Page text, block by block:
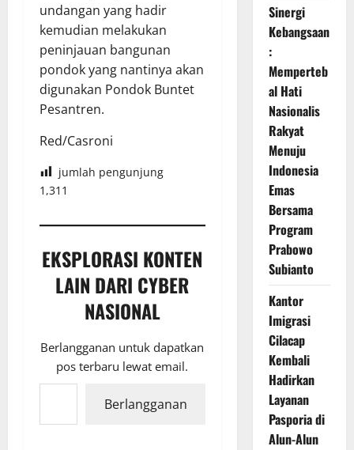
undangan yang hadir
kemudian melakukan
peninjauan bangunan
pondok yang nantinya akan
digunakan Pondok Buntet
Pesantren.
Red/Casroni
jumlah pengunjung
1,311
EKSPLORASI KONTEN
LAIN DARI CYBER
NASIONAL
Berlangganan untuk dapatkan
pos terbaru lewat email.
Ketikkan email Anda...
Berlangganan
Sinergi
Kebangsaan
:
Memperteb
al Hati
Nasionalis
Rakyat
Menuju
Indonesia
Emas
Bersama
Program
Prabowo
Subianto
Kantor
Imigrasi
Cilacap
Kembali
Hadirkan
Layanan
Pasporia di
Alun-Alun